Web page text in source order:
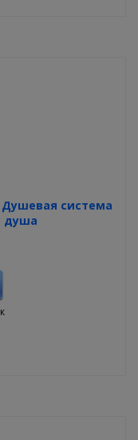
Душевая система
душа